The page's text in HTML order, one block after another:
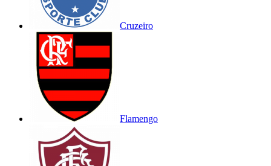
Cruzeiro
Flamengo